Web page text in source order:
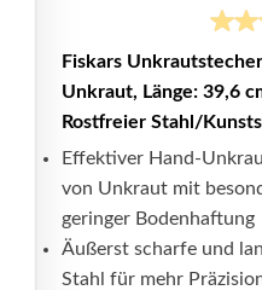
Fiskars
Unkraut, Länge: 39,6
Rostfreier Stahl/
Effektiver Hand-
von Unkraut mit
geringer Bodenhaftung
Äußerst scharfe und
Stahl für mehr